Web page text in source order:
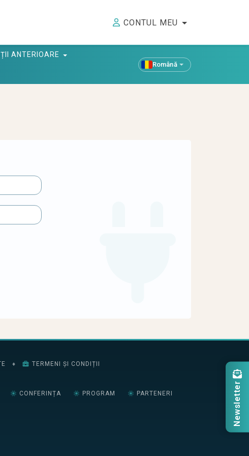
CONTUL MEU
ANTERIOARE
Română
♦ TERMENI ȘI CONDIȚII
CONFERINȚA PROGRAM PARTENERI Newsletter